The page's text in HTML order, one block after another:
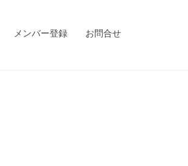
メンバー登録 お問合せ